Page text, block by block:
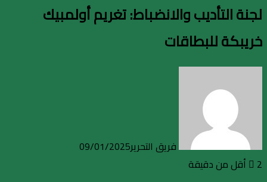
لجنة التأديب والانضباط: تغريم أولمبيك
خريبكة للبطاقات
فريق التحرير09/01/2025
2
أقل من دقيقة